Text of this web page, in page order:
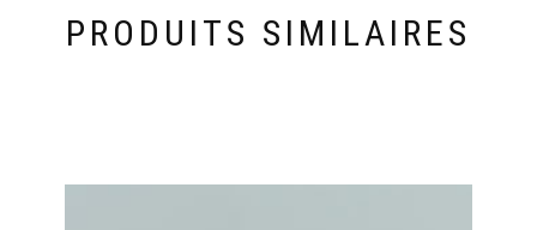
PRODUITS SIMILAIRES